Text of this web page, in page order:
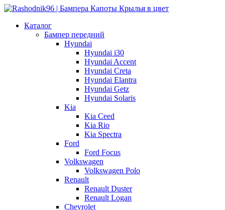
Каталог
Бампер передний
Hyundai
Hyundai i30
Hyundai Accent
Hyundai Creta
Hyundai Elantra
Hyundai Getz
Hyundai Solaris
Kia
Kia Ceed
Kia Rio
Kia Spectra
Ford
Ford Focus
Volkswagen
Volkswagen Polo
Renault
Renault Duster
Renault Logan
Chevrolet